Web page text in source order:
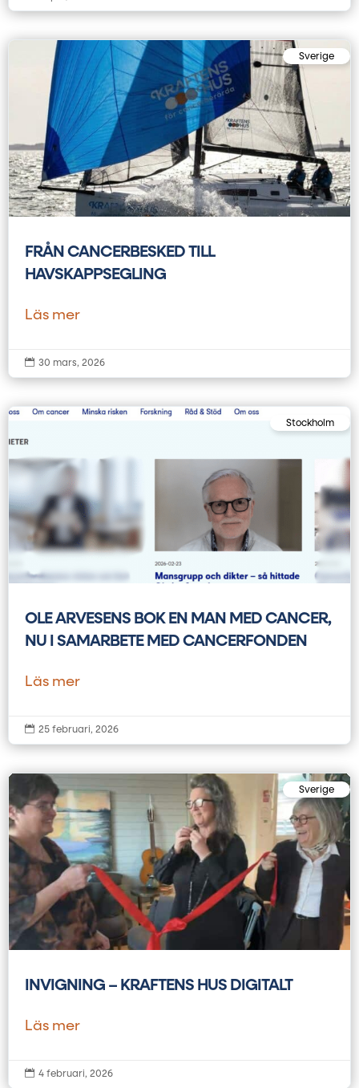
Sverige
FRÅN CANCERBESKED TILL
HAVSKAPPSEGLING
Läs mer
 30 mars, 2026
Stockholm
OLE ARVESENS BOK EN MAN MED CANCER,
NU I SAMARBETE MED CANCERFONDEN
Läs mer
 25 februari, 2026
Sverige
INVIGNING – KRAFTENS HUS DIGITALT
Läs mer
 4 februari, 2026